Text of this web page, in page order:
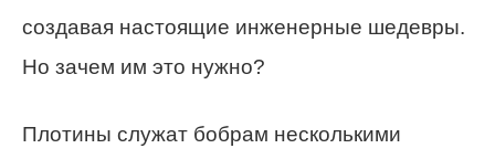
создавая настоящие инженерные шедевры.
Но зачем им это нужно?
Плотины служат бобрам несколькими